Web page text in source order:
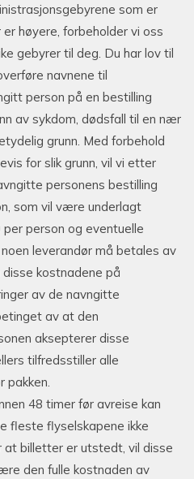
som er
høyere, forbeholder vi oss
gebyrer til deg. Du har lov til
navnene til
person på en bestilling
av sykdom, dødsfall til en nær
grunn. Med forbehold
for slik grunn, vil vi etter
personens bestilling
som vil være underlagt
person og eventuelle
leverandør må betales av
kostnadene på
av de navngitte
av at den
aksepterer disse
tilfredsstiller alle
pakken.
48 timer før avreise kan
fleste flyselskapene ikke
billetter er utstedt, vil disse
den fulle kostnaden av